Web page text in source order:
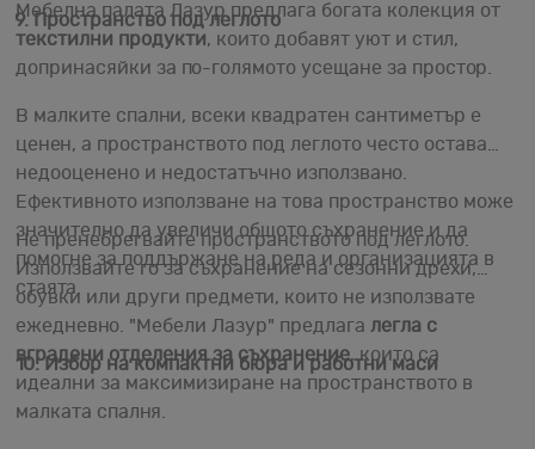
Мебелна палата Лазур предлага богата колекция от
текстилни продукти, които добавят уют и стил,
допринасяйки за по-голямото усещане за простор.
9. Пространство под леглото
В малките спални, всеки квадратен сантиметър е
ценен, а пространството под леглото често остава
недооценено и недостатъчно използвано.
Ефективното използване на това пространство може
значително да увеличи общото съхранение и да
помогне за поддържане на реда и организацията в
стаята.
Не пренебрегвайте пространството под леглото.
Използвайте го за съхранение на сезонни дрехи,
обувки или други предмети, които не използвате
ежедневно. "Мебели Лазур" предлага легла с
вградени отделения за съхранение, които са
идеални за максимизиране на пространството в
малката спалня.
10. Избор на компактни бюра и работни маси